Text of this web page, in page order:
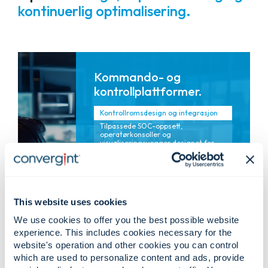
This website uses cookies
We use cookies to offer you the best possible website
experience. This includes cookies necessary for the
website's operation and other cookies you can control
which are used to personalize content and ads, provide
kontinuerlig optimalisering.
Kommando- og
kontrollplattformer.
Kontrollromsdesign og integrasjon
Tilpassede SOC-oppsett,
operatørkonsoller og
visualiseringsvegger designet for
samler video-, alarm-, adgangs-,
Hendelseshåndtering og
arbeidsflyter
Standardiserte prosedyrer og
automatisering som styrer